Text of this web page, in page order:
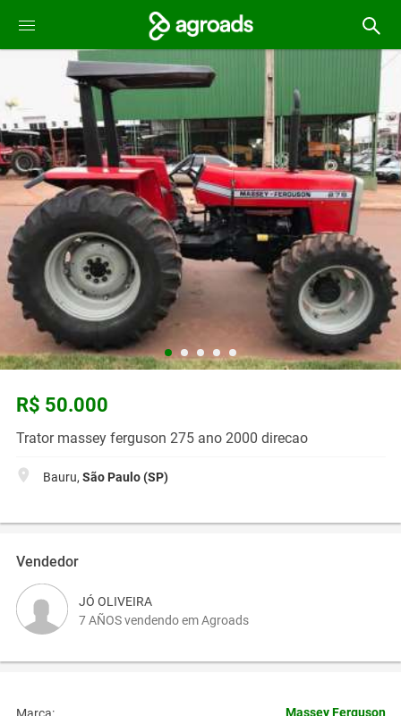
R$ 50.000
Trator massey ferguson 275 ano 2000 direcao
Bauru, São Paulo (SP)
Vendedor
JÓ OLIVEIRA
7 AÑOS vendendo em Agroads
Marca: Massey Ferguson